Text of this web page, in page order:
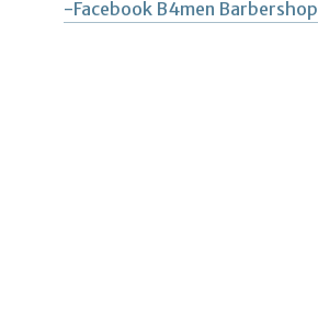
-Facebook B4men Barbershop